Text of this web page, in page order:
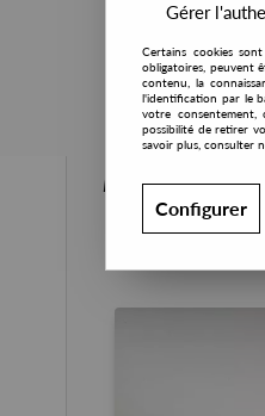
PRESALES
Gérer
Certains cookies
obligatoires, peuvent
contenu, la
l'identification par le
votre consentement,
possibilité de retirer
savoir plus, consulter
Configurer